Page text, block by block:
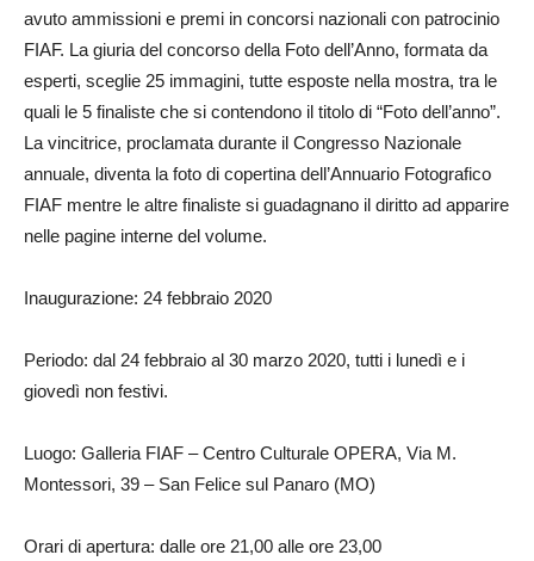
avuto ammissioni e premi in concorsi nazionali con patrocinio
FIAF. La giuria del concorso della Foto dell’Anno, formata da
esperti, sceglie 25 immagini, tutte esposte nella mostra, tra le
quali le 5 finaliste che si contendono il titolo di “Foto dell’anno”.
La vincitrice, proclamata durante il Congresso Nazionale
annuale, diventa la foto di copertina dell’Annuario Fotografico
FIAF mentre le altre finaliste si guadagnano il diritto ad apparire
nelle pagine interne del volume.
Inaugurazione: 24 febbraio 2020
Periodo: dal 24 febbraio al 30 marzo 2020, tutti i lunedì e i
giovedì non festivi.
Luogo: Galleria FIAF – Centro Culturale OPERA, Via M.
Montessori, 39 – San Felice sul Panaro (MO)
Orari di apertura: dalle ore 21,00 alle ore 23,00